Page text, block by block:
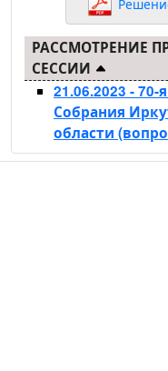
РАССМОТРЕНИЕ
СЕССИИ
21.06.2023 - 70-
Собрания
области